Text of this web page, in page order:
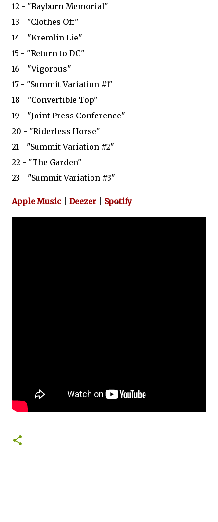
12 - "Rayburn Memorial"
13 - "Clothes Off"
14 - "Kremlin Lie"
15 - "Return to DC"
16 - "Vigorous"
17 - "Summit Variation #1"
18 - "Convertible Top"
19 - "Joint Press Conference"
20 - "Riderless Horse"
21 - "Summit Variation #2"
22 - "The Garden"
23 - "Summit Variation #3"
Apple Music Deezer Spotify